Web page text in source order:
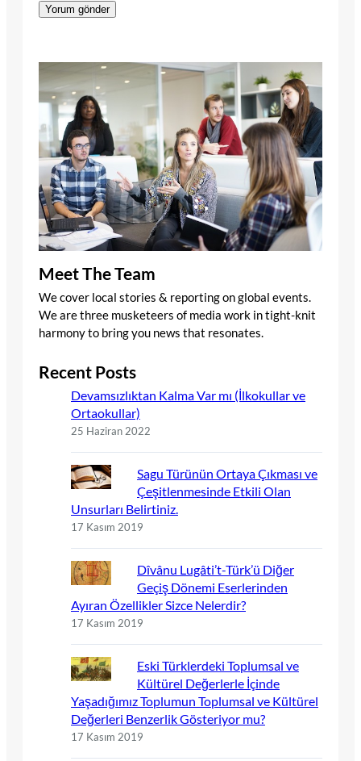
Meet The Team
We cover local stories & reporting on global events.
We are three musketeers of media work in tight-knit
harmony to bring you news that resonates.
Recent Posts
Devamsızlıktan Kalma Var mı (İlkokullar ve
Ortaokullar)
25 Haziran 2022
Sagu Türünün Ortaya Çıkması ve
Çeşitlenmesinde Etkili Olan
Unsurları Belirtiniz.
17 Kasım 2019
Dîvânu Lugâti’t-Türk’ü Diğer
Geçiş Dönemi Eserlerinden
Ayıran Özellikler Sizce Nelerdir?
17 Kasım 2019
Eski Türklerdeki Toplumsal ve
Kültürel Değerlerle İçinde
Yaşadığımız Toplumun Toplumsal ve Kültürel
Değerleri Benzerlik Gösteriyor mu?
17 Kasım 2019